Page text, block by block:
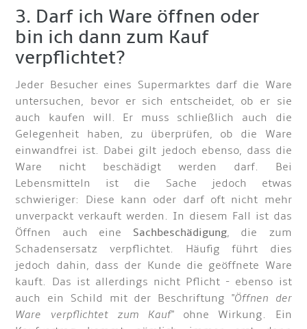
3. Darf ich Ware öffnen oder
bin ich dann zum Kauf
verpflichtet?
Jeder Besucher eines Supermarktes darf die Ware
untersuchen, bevor er sich entscheidet, ob er sie
auch kaufen will. Er muss schließlich auch die
Gelegenheit haben, zu überprüfen, ob die Ware
einwandfrei ist. Dabei gilt jedoch ebenso, dass die
Ware nicht beschädigt werden darf. Bei
Lebensmitteln ist die Sache jedoch etwas
schwieriger: Diese kann oder darf oft nicht mehr
unverpackt verkauft werden. In diesem Fall ist das
Öffnen auch eine Sachbeschädigung, die zum
Schadensersatz verpflichtet. Häufig führt dies
jedoch dahin, dass der Kunde die geöffnete Ware
kauft. Das ist allerdings nicht Pflicht - ebenso ist
auch ein Schild mit der Beschriftung "Öffnen der
Ware verpflichtet zum Kauf" ohne Wirkung. Ein